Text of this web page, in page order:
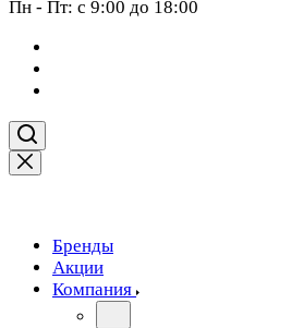
Пн - Пт: с 9:00 до 18:00
Бренды
Акции
Компания